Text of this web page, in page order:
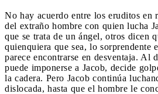
No hay acuerdo entre los eruditos en
del extraño hombre con quien lucha
que se trata de un ángel, otros dicen
quienquiera que sea, lo sorprendente
parece encontrarse en desventaja. Al
puede imponerse a Jacob, decide
la cadera. Pero Jacob continúa
dislocada, hasta que el hombre le